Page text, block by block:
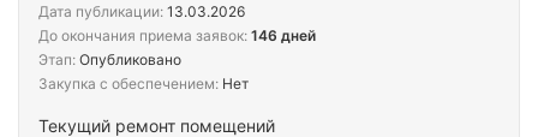
Текущий ремонт помещений
Дата публикации: 13.03.2026
До окончания приема заявок: 146 дней
Этап: Опубликовано
Закупка с обеспечением: Нет